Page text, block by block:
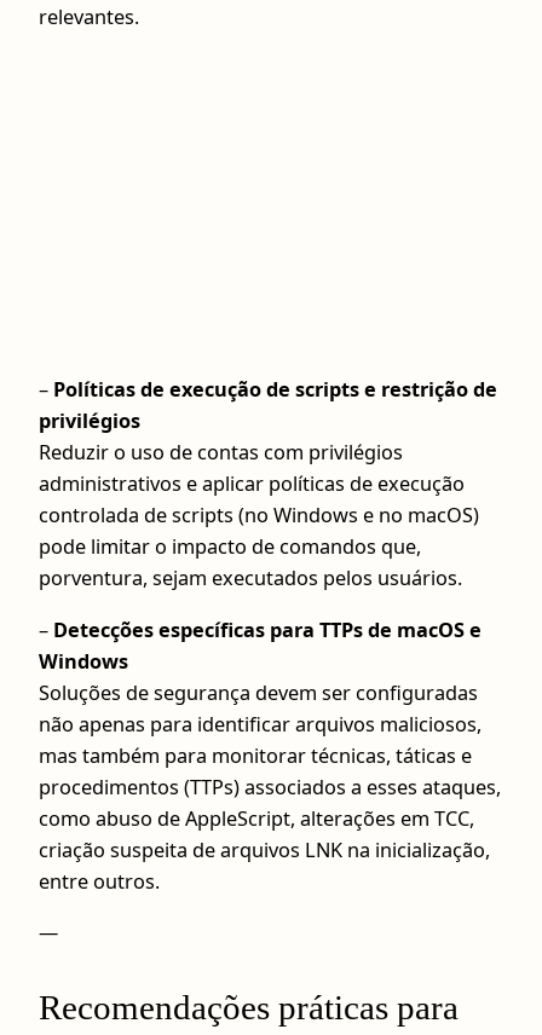
relevantes.
– Políticas de execução de scripts e restrição de
privilégios
Reduzir o uso de contas com privilégios
administrativos e aplicar políticas de execução
controlada de scripts (no Windows e no macOS)
pode limitar o impacto de comandos que,
porventura, sejam executados pelos usuários.
– Detecções específicas para TTPs de macOS e
Windows
Soluções de segurança devem ser configuradas
não apenas para identificar arquivos maliciosos,
mas também para monitorar técnicas, táticas e
procedimentos (TTPs) associados a esses ataques,
como abuso de AppleScript, alterações em TCC,
criação suspeita de arquivos LNK na inicialização,
entre outros.
—
Recomendações práticas para